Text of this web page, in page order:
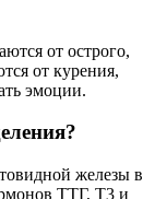
от острого,
от курения,
эмоции.
железы в
ТТГ, Т3 и